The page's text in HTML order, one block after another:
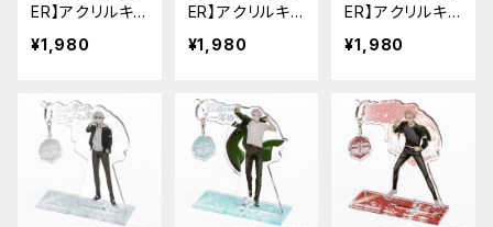
ER】アクリルキ
ーハンガー（蘇
枋 隼飛）
¥1,980
ER】アクリルキ
ーハンガー（杉
下 京太郎）
¥1,980
ER】アクリルキ
ーハンガー（桐
生 三輝）
¥1,980